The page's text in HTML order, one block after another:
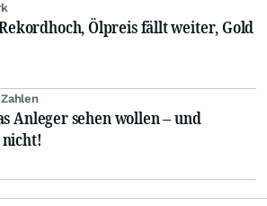
Ölpreis fällt weiter, Gold
Anleger sehen wollen – und